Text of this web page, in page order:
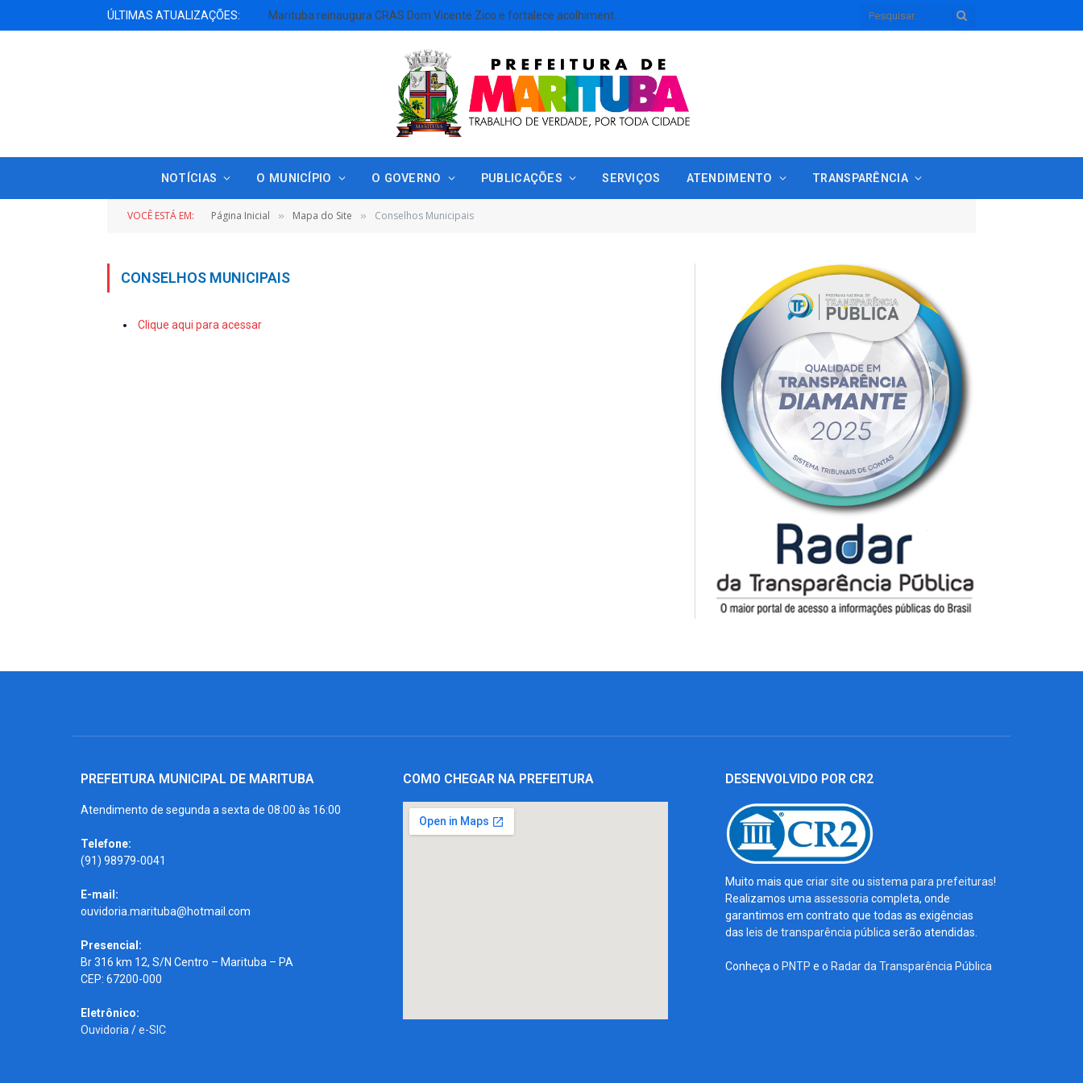
ÚLTIMAS ATUALIZAÇÕES:
NOTÍCIAS O MUNICÍPIO O GOVERNO PUBLICAÇÕES SERVIÇOS ATENDIMENTO TRANSPARÊNCIA
VOCÊ ESTÁ EM: Página Inicial » Mapa do Site » Conselhos Municipais
CONSELHOS MUNICIPAIS
Clique aqui para acessar
PREFEITURA MUNICIPAL DE MARITUBA
Atendimento de segunda a sexta de 08:00 às 16:00
Telefone:
(91) 98979-0041
E-mail:
ouvidoria.marituba@hotmail.com
Presencial:
Br 316 km 12, S/N Centro – Marituba – PA
CEP: 67200-000
Eletrônico:
Ouvidoria /e-SIC
COMO CHEGAR NA PREFEITURA DESENVOLVIDO POR CR2
Muito mais que criar site ou sistema para prefeituras!
Realizamos umaassessoriacompleta, onde
garantimos em contrato que todas as exigências
das leis de transparência públicaserão atendidas.
Conheça o PNTP e o Radar da Transparência Pública